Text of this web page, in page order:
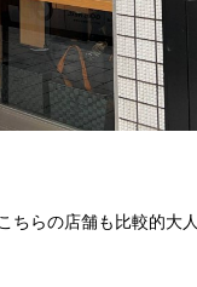
らの店舗も比較的大